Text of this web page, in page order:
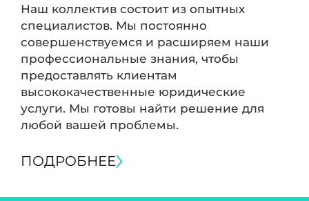
Наш коллектив состоит из опытных
специалистов. Мы постоянно
совершенствуемся и расширяем наши
профессиональные знания, чтобы
предоставлять клиентам
высококачественные юридические
услуги. Мы готовы найти решение для
любой вашей проблемы.
ПОДРОБНЕЕ